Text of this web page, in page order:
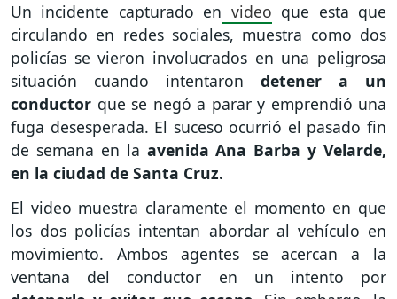
Un incidente capturado en video que esta que
circulando en redes sociales, muestra como dos
policías se vieron involucrados en una peligrosa
situación cuando intentaron detener a un
conductor que se negó a parar y emprendió una
fuga desesperada. El suceso ocurrió el pasado fin
de semana en la avenida Ana Barba y Velarde,
en la ciudad de Santa Cruz.
El video muestra claramente el momento en que
los dos policías intentan abordar al vehículo en
movimiento. Ambos agentes se acercan a la
ventana del conductor en un intento por